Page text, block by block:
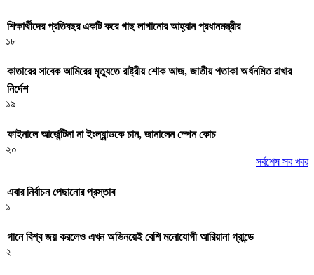
শিক্ষার্থীদের প্রতিবছর একটি করে গাছ লাগানোর আহ্বান প্রধানমন্ত্রীর
১৮
কাতারের সাবেক আমিরের মৃত্যুতে রাষ্ট্রীয় শোক আজ, জাতীয় পতাকা অর্ধনমিত রাখার
নির্দেশ
১৯
ফাইনালে আর্জেন্টিনা না ইংল্যান্ডকে চান, জানালেন স্পেন কোচ
২০
সর্বশেষ সব খবর
এবার নির্বাচন পেছানোর প্রস্তাব
১
গানে বিশ্ব জয় করলেও এখন অভিনয়েই বেশি মনোযোগী আরিয়ানা গ্রান্ডে
২